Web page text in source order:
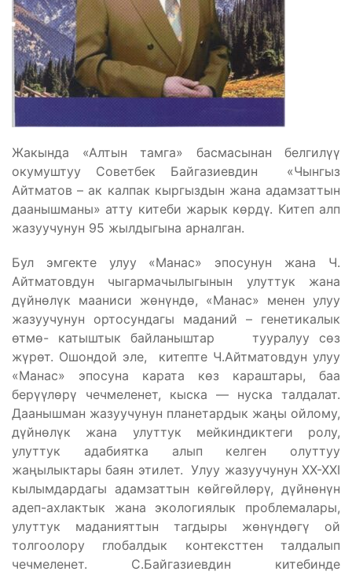
Жакында «Алтын тамга» басмасынан белгилүү
окумуштуу Советбек Байгазиевдин «Чынгыз
Айтматов – ак калпак кыргыздын жана адамзаттын
даанышманы» атту китеби жарык көрдү. Китеп алп
жазуучунун 95 жылдыгына арналган.
Бул эмгекте улуу «Манас» эпосунун жана Ч.
Айтматовдун чыгармачылыгынын улуттук жана
дүйнөлүк мааниси жөнүндө, «Манас» менен улуу
жазуучунун ортосундагы маданий – генетикалык
өтмө- катыштык байланыштар тууралуу сөз
жүрөт. Ошондой эле, китепте Ч.Айтматовдун улуу
«Манас» эпосуна карата көз караштары, баа
берүүлөрү чечмеленет, кыска — нуска талдалат.
Даанышман жазуучунун планетардык жаңы ойлому,
дүйнөлүк жана улуттук мейкиндиктеги ролу,
улуттук адабиятка алып келген олуттуу
жаңылыктары баян этилет. Улуу жазуучунун XX-XXI
кылымдардагы адамзаттын көйгөйлөрү, дүйнөнүн
адеп-ахлактык жана экологиялык проблемалары,
улуттук маданияттын тагдыры жөнүндөгү ой
толгоолору глобалдык контексттен талдалып
чечмеленет. С.Байгазиевдин китебинде